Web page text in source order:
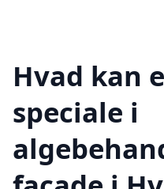
Hvad kan
speciale i